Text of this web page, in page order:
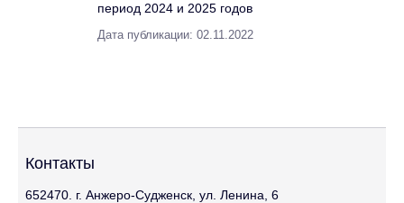
период 2024 и 2025 годов
Дата публикации: 02.11.2022
Контакты
652470. г. Анжеро-Судженск, ул. Ленина, 6